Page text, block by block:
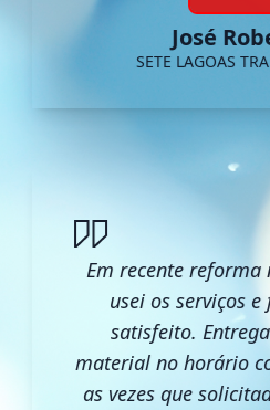
José
SETE LAGOAS
Em recente reforma
usei os serviços
satisfeito.
material no horário
as vezes que